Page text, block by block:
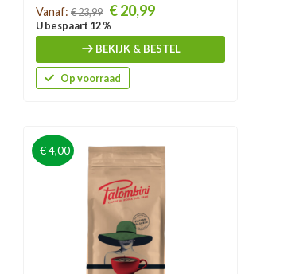
Prijs
Vanaf: € 23,99 € 20,99
U bespaart 12 %
BEKIJK & BESTEL
Op voorraad
-€ 4,00